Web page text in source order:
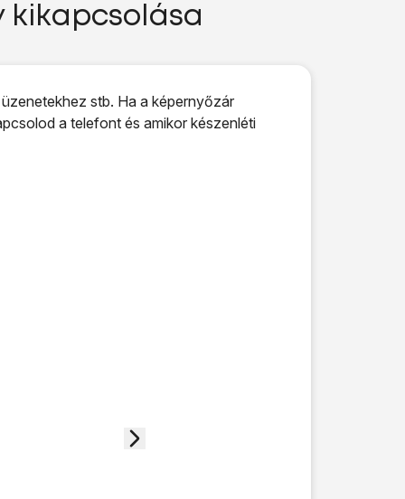
kikapcsolása
stb. Ha a képernyőzár
a telefont és amikor készenléti